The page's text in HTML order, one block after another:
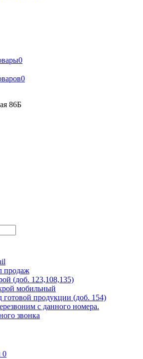
0
0
86Б
продаж
(доб. 123,108,135)
мобильный
готовой продукции (доб. 154)
с данного номера.
звонка
0